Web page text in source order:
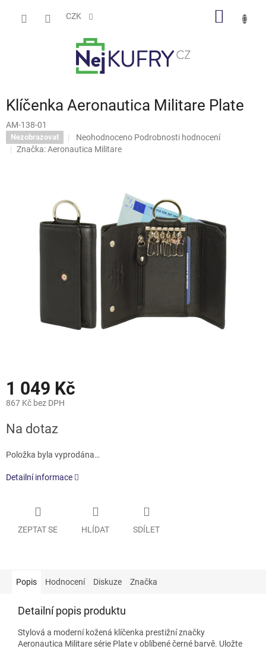
CZK
Klíčenka Aeronautica Militare Plate
AM-138-01
Nezobrazovat
Průměrné
hodnocení
5
hvězdiček.
Neohodnoceno Podrobnosti hodnocení
Značka:Aeronautica Militare
1 049 Kč
867 Kč bez DPH
cena:
Na dotaz
Položka byla vyprodána…
Detailní informace
ZEPTAT SE HLÍDAT SDÍLET
Popis Hodnocení Diskuze Značka
Detailní popis produktu
Stylová a moderní kožená klíčenka prestižní značky
Aeronautica Militare série Plate v oblíbené černé barvě. Uložte